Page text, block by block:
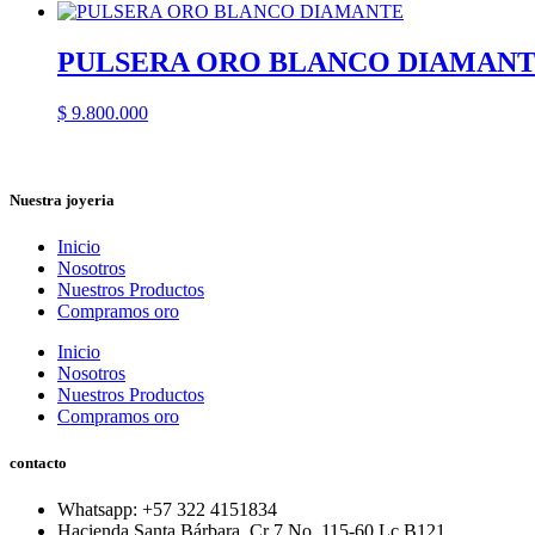
PULSERA ORO BLANCO
$ 9.800.000
Nuestra joyeria
Inicio
Nosotros
Nuestros Productos
Compramos oro
Inicio
Nosotros
Nuestros Productos
Compramos oro
contacto
Whatsapp: ‪+57 322 4151834‬